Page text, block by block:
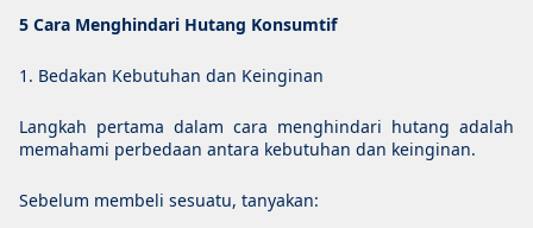
5 Cara Menghindari Hutang Konsumtif
1. Bedakan Kebutuhan dan Keinginan
Langkah pertama dalam cara menghindari hutang adalah
memahami perbedaan antara kebutuhan dan keinginan.
Sebelum membeli sesuatu, tanyakan: